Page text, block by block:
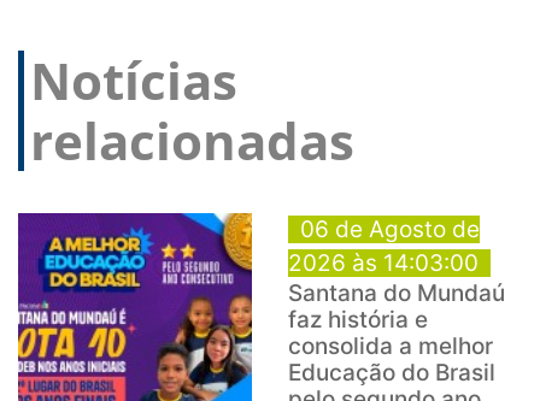
Notícias
relacionadas
06 de Agosto de
2026 às 14:03:00
Santana do Mundaú
faz história e
consolida a melhor
Educação do Brasil